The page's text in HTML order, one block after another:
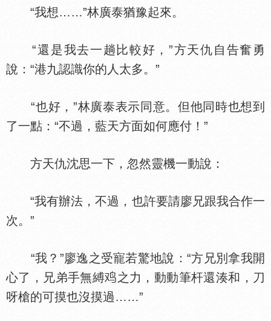
“我想……”林廣泰猶豫起來。
“還是我去一趟比較好，”方天仇自告奮勇
說：“港九認識你的人太多。”
“也好，”林廣泰表示同意。但他同時也想到
了一點：“不過，藍天方面如何應付！”
方天仇沈思一下，忽然靈機一動說：
“我有辦法，不過，也許要請廖兄跟我合作一
次。”
“我？”廖逸之受寵若驚地說：“方兄別拿我開
心了，兄弟手無縛
之力，動動筆杆還湊和，刀
呀槍的可摸也沒摸過……”